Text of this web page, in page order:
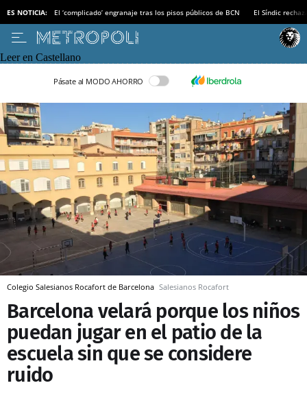
ES NOTICIA: El ‘complicado’ engranaje tras los pisos públicos de BCN El Síndic
Leer en Castellano
Pásate al MODO AHORRO
Colegio Salesianos Rocafort de Barcelona Salesianos Rocafort
Barcelona velará porque los niños
puedan jugar en el patio de la
escuela sin que se considere
ruido